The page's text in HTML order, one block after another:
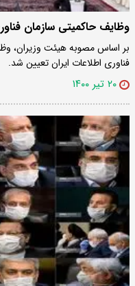
وظایف حاکمیتی سازمان
بر اساس مصوبه هیئت وزیران،
فناوری اطلاعات ایران تعیین شد.
۲۰ تیر ۱۴۰۰